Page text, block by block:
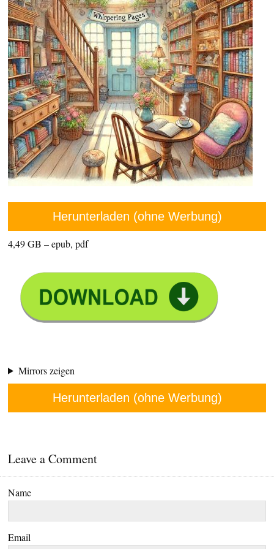
Herunterladen (ohne Werbung)
4,49 GB – epub, pdf
Mirrors zeigen
Herunterladen (ohne Werbung)
Leave a Comment
Name
Email